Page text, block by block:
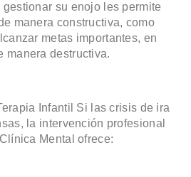
su enojo les permite
manera constructiva, como
metas importantes, en
manera destructiva.
Infantil Si las crisis de ira
la intervención profesional
Mental ofrece: